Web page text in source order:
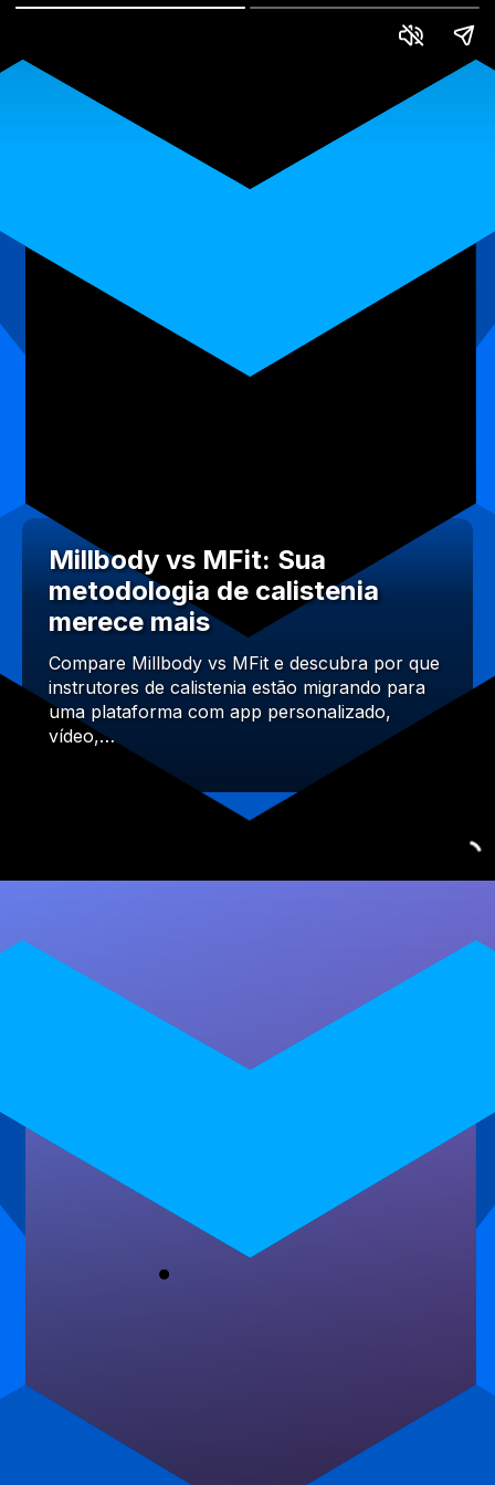
Millbody vs MFit: Sua
metodologia de calistenia
merece mais
Compare Millbody vs MFit e descubra por que
instrutores de calistenia estão migrando para
uma plataforma com app personalizado,
vídeo,…